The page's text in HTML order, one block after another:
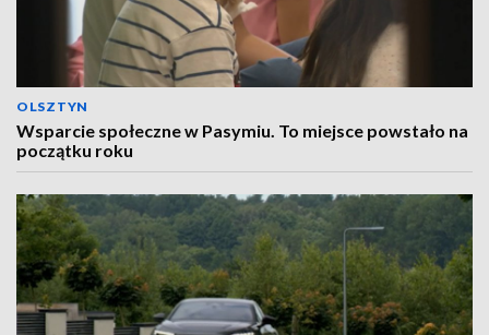
OLSZTYN
Wsparcie społeczne w Pasymiu. To miejsce powstało na
początku roku